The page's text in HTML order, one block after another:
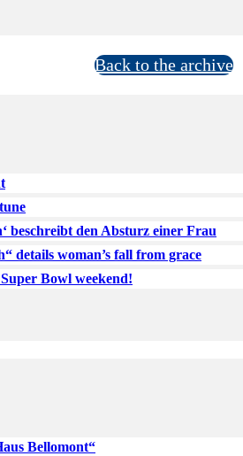
Back to the archive
beschreibt den Absturz einer Frau
details woman’s fall from grace
Bowl weekend!
Bellomont“